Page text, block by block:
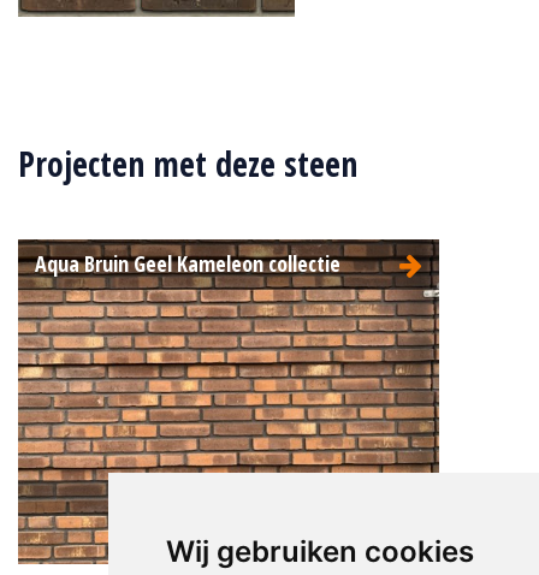
Wij gebruiken cookies
210x100x50
Structuur:
Genuanceerd
Projecten met deze steen
Aqua Bruin Geel Kameleon collectie